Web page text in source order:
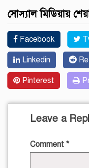
সোস্যাল মিডিয়ায়
Facebook
Linkedin
Pinterest
Leave a
Comment *